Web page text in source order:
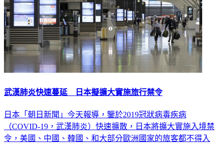
武漢肺炎快速蔓延 日本擬擴大實施旅行禁令
日本「朝日新聞」今天報導，鑒於2019冠狀病毒疾病
（COVID-19，武漢肺炎）快速擴散，日本將擴大實施入境禁
令，美國、中國、韓國、和大部分歐洲國家的旅客都不得入